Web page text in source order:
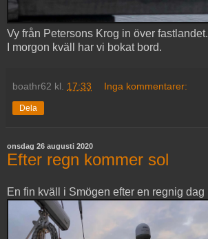
Vy från Petersons Krog in över fastlandet.
I morgon kväll har vi bokat bord.
boathr62 kl. 17:33 Inga kommentarer:
Dela
onsdag 26 augusti 2020
Efter regn kommer sol
En fin kväll i Smögen efter en regnig dag